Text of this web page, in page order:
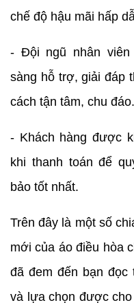
chế độ hậu mãi hấp
- Đội ngũ nhân viên
sàng hỗ trợ, giải đáp
cách tận tâm, chu đáo.
- Khách hàng được
khi thanh toán để
bảo tốt nhất.
Trên đây là một số
mới của áo điều hòa
đã đem đến bạn đọc
và lựa chọn được